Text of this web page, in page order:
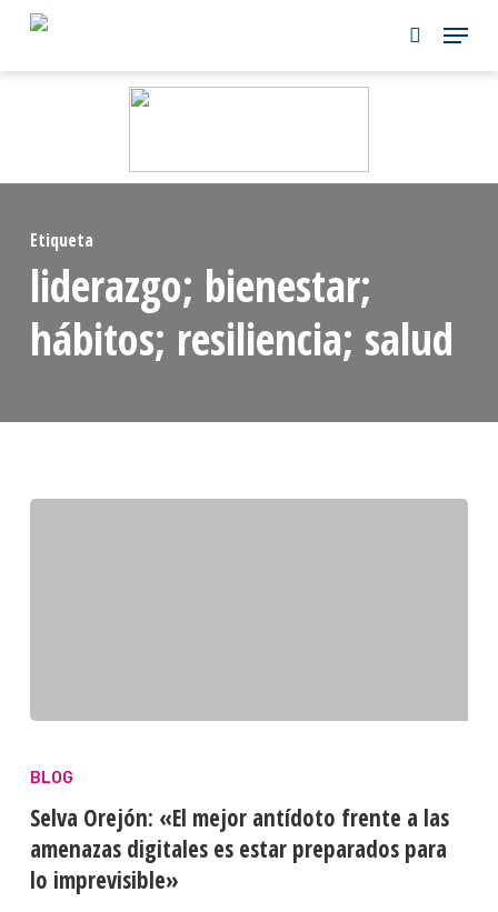
Skip
Etiqueta
liderazgo; bienestar;
hábitos; resiliencia; salud
BLOG
Selva Orejón: «El mejor antídoto frente a las
amenazas digitales es estar preparados para
lo imprevisible»